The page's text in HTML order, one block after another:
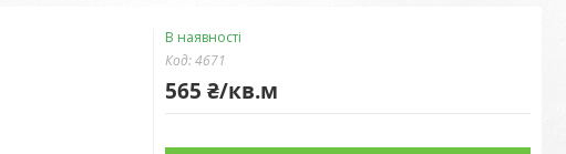
В наявності
Код:4671
565 ₴/кв.м